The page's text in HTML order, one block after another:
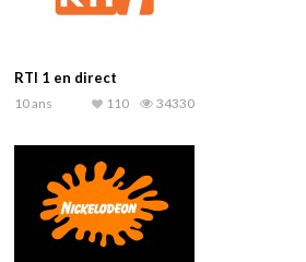
RTI 1 en direct
10 ans 34330
110